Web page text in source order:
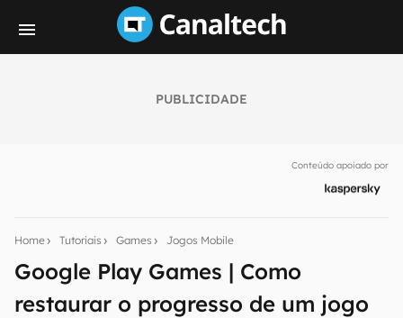
PUBLICIDADE
Conteúdo apoiado por
Home Tutoriais Games Jogos Mobile
Google Play Games | Como
restaurar o progresso de um jogo
notícias e reviews sobre tecnologia em primeira
inscreva-se